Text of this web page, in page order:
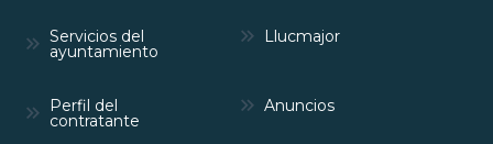
Servicios del
ayuntamiento
Llucmajor
Perfil del
contratante
Anuncios